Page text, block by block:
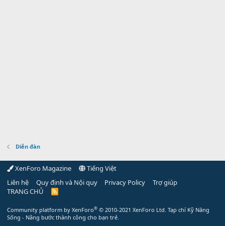
Diễn đàn
XenForo Magazine
Tiếng Việt
Liên hệ
Quy định và Nội quy Privacy Policy
Trợ giúp
TRANG CHỦ
R
Community platform by XenForo® © 2010-2021 XenForo Ltd. Tạp chí Kỹ Năng
Sống - Nâng bước thành công cho bạn trẻ.